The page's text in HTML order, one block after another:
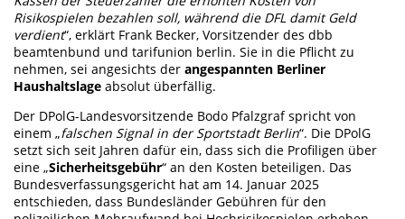
Risikospielen bezahlen soll, während die DFL damit Geld
verdient“, erklärt Frank Becker, Vorsitzender des dbb
beamtenbund und tarifunion berlin. Sie in die Pflicht zu
nehmen, sei angesichts der angespannten Berliner
Haushaltslage absolut überfällig.
Der DPolG-Landesvorsitzende Bodo Pfalzgraf spricht von
einem „falschen Signal in der Sportstadt Berlin“. Die DPolG
setzt sich seit Jahren dafür ein, dass sich die Profiligen über
eine „Sicherheitsgebühr“ an den Kosten beteiligen. Das
Bundesverfassungsgericht hat am 14. Januar 2025
entschieden, dass Bundesländer Gebühren für den